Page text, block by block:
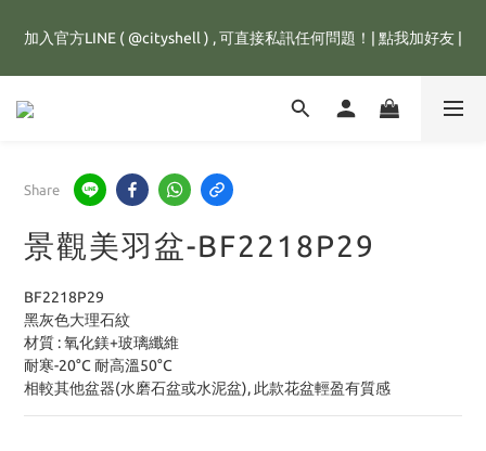
25元購物金💰
加入官方LINE ( @cityshell ) , 可直接私訊任何問題！| 點我加好友 |
超取有重量限制，超重訂單會進行拆單程序，並多增收65元拆單費
全館滿1500元，訂單即享免運優惠，新註冊會員，還可立即獲得
25元購物金💰
Share
景觀美羽盆-BF2218P29
BF2218P29
黑灰色大理石紋
材質 : 氧化鎂+玻璃纖維
耐寒-20°C 耐高溫50°C
相較其他盆器(水磨石盆或水泥盆), 此款花盆輕盈有質感